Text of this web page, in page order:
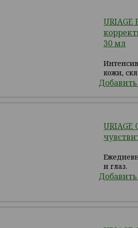
30 мл
кожи,
и глаз.